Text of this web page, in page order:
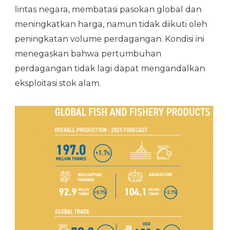
lintas negara, membatasi pasokan global dan
meningkatkan harga, namun tidak diikuti oleh
peningkatan volume perdagangan. Kondisi ini
menegaskan bahwa pertumbuhan
perdagangan tidak lagi dapat mengandalkan
eksploitasi stok alam.